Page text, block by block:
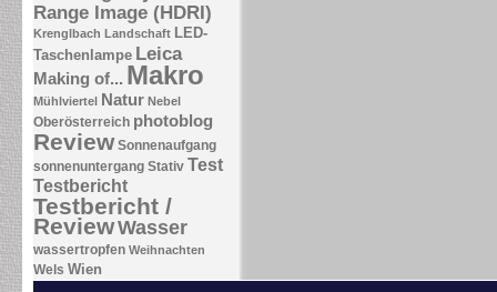
Range Image (HDRI)
Krenglbach Landschaft LED-
Taschenlampe Leica
Making of... Makro
Mühlviertel Natur Nebel
Oberösterreich photoblog
Review Sonnenaufgang
sonnenuntergang Stativ Test
Testbericht
Testbericht /
ReviewWasser
wassertropfen Weihnachten
Wels Wien